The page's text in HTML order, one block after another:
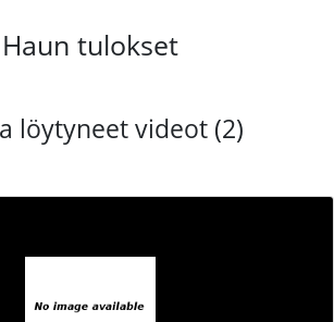
Haun tulokset
löytyneet videot (2)